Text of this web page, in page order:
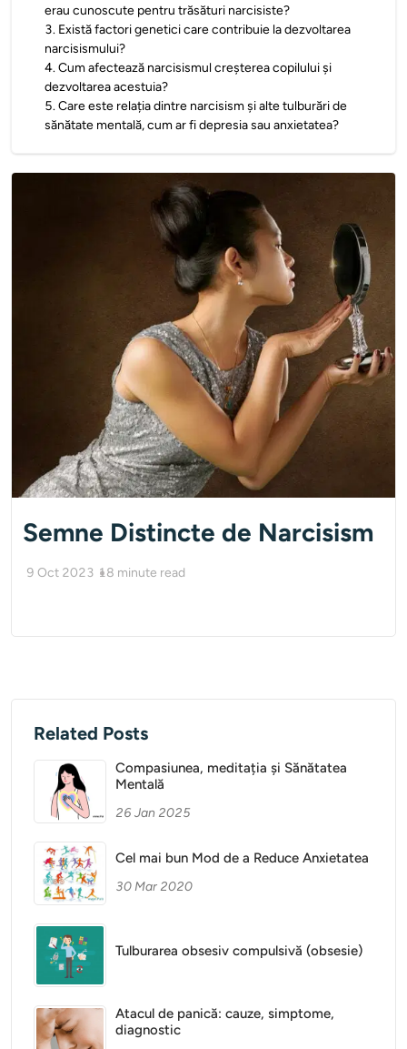
erau cunoscute pentru trăsături narcisiste?
3. Există factori genetici care contribuie la dezvoltarea
narcisismului?
4.Cum afectează narcisismul creșterea copilului și
dezvoltarea acestuia?
5.Care este relația dintre narcisism și alte tulburări de
sănătate mentală, cum ar fi depresia sau anxietatea?
Semne Distincte de Narcisism
9 Oct 2023 18 minute read
Related Posts
Compasiunea, meditația și Sănătatea
Mentală
26 Jan 2025
Cel mai bun Mod de a Reduce Anxietatea
30 Mar 2020
Tulburarea obsesiv compulsivă (obsesie)
Atacul de panică: cauze, simptome,
diagnostic